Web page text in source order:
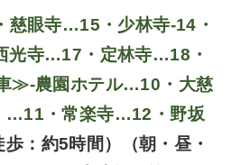
眼寺…15・少林寺-14・
光寺…17・定林寺…18・
≫-農園ホテル…10・大慈
…11・常楽寺…12・野坂
歩：約5時間）（朝・昼・